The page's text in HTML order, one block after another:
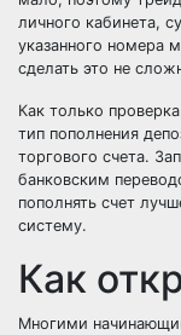
личного кабинета,
указанного номера
сделать это не
Как только
тип пополнения
торгового счета.
банковским
пополнять счет
систему.
Как
Многими